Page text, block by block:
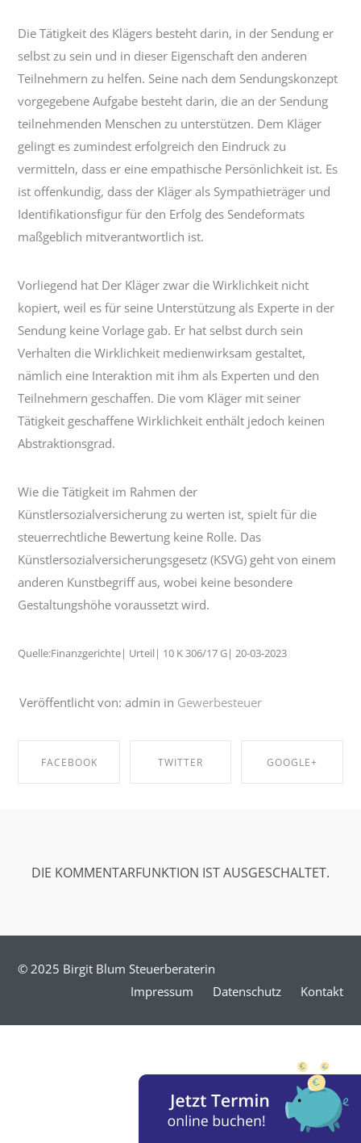
Die Tätigkeit des Klägers besteht darin, in der Sendung er
selbst zu sein und in dieser Eigenschaft den anderen
Teilnehmern zu helfen. Seine nach dem Sendungskonzept
vorgegebene Aufgabe besteht darin, die an der Sendung
teilnehmenden Menschen zu unterstützen. Dem Kläger
gelingt es zumindest erfolgreich den Eindruck zu
vermitteln, dass er eine empathische Persönlichkeit ist. Es
ist offenkundig, dass der Kläger als Sympathieträger und
Identifikationsfigur für den Erfolg des Sendeformats
maßgeblich mitverantwortlich ist.
Vorliegend hat Der Kläger zwar die Wirklichkeit nicht
kopiert, weil es für seine Unterstützung als Experte in der
Sendung keine Vorlage gab. Er hat selbst durch sein
Verhalten die Wirklichkeit medienwirksam gestaltet,
nämlich eine Interaktion mit ihm als Experten und den
Teilnehmern geschaffen. Die vom Kläger mit seiner
Tätigkeit geschaffene Wirklichkeit enthält jedoch keinen
Abstraktionsgrad.
Wie die Tätigkeit im Rahmen der
Künstlersozialversicherung zu werten ist, spielt für die
steuerrechtliche Bewertung keine Rolle. Das
Künstlersozialversicherungsgesetz (KSVG) geht von einem
anderen Kunstbegriff aus, wobei keine besondere
Gestaltungshöhe voraussetzt wird.
Quelle:Finanzgerichte| Urteil| 10 K 306/17 G| 20-03-2023
Veröffentlicht von: admin in Gewerbesteuer
FACEBOOK TWITTER GOOGLE+
DIE KOMMENTARFUNKTION IST AUSGESCHALTET.
© 2025 Birgit Blum Steuerberaterin
Impressum
Datenschutz Kontakt